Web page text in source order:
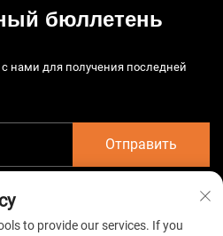
бюллетень
нами для получения последней
Отправить
to provide our services. If you